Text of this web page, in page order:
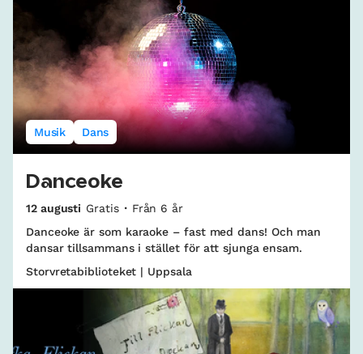
Musik Dans
Danceoke
12 augusti Gratis
Från 6 år
Danceoke är som karaoke – fast med dans! Och man
dansar tillsammans i stället för att sjunga ensam.
Storvretabiblioteket | Uppsala